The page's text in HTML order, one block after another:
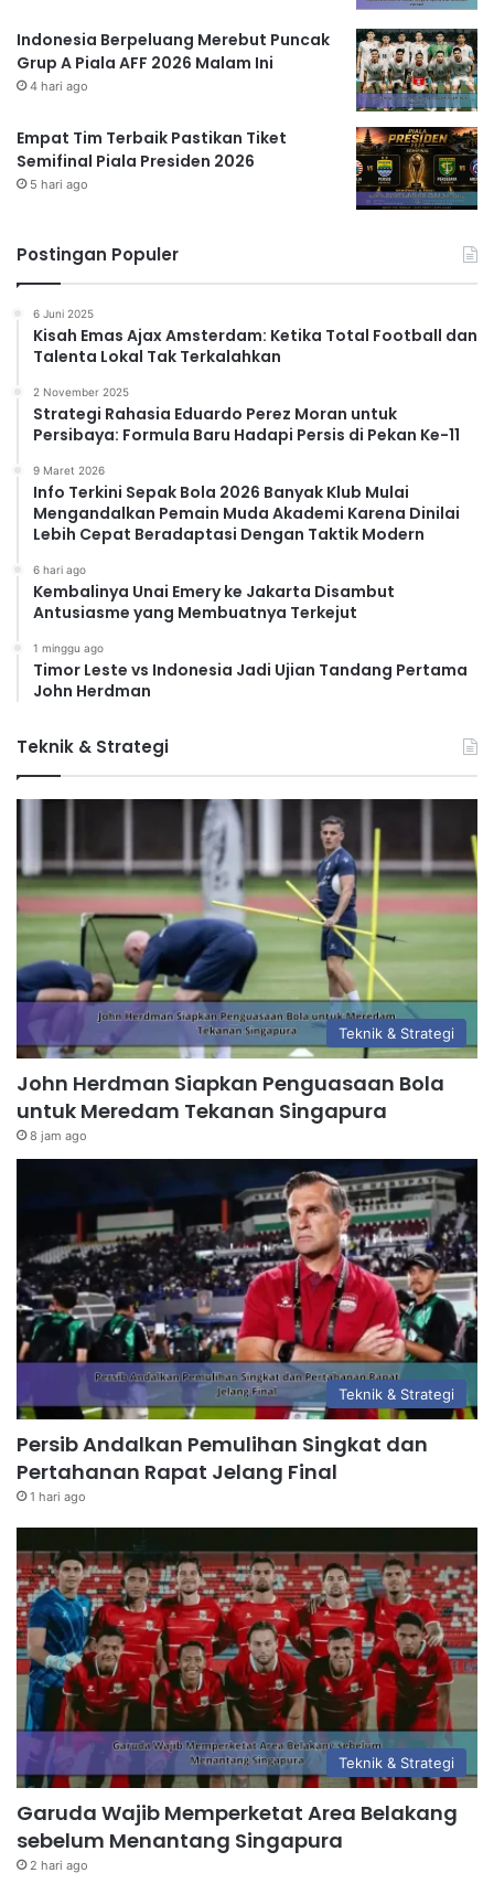
Indonesia Berpeluang Merebut Puncak
Grup A Piala AFF 2026 Malam Ini
4 hari ago
Empat Tim Terbaik Pastikan Tiket
Semifinal Piala Presiden 2026
5 hari ago
Postingan Populer
6 Juni 2025
Kisah Emas Ajax Amsterdam: Ketika Total Football dan
Talenta Lokal Tak Terkalahkan
2 November 2025
Strategi Rahasia Eduardo Perez Moran untuk
Persibaya: Formula Baru Hadapi Persis di Pekan Ke-11
9 Maret 2026
Info Terkini Sepak Bola 2026 Banyak Klub Mulai
Mengandalkan Pemain Muda Akademi Karena Dinilai
Lebih Cepat Beradaptasi Dengan Taktik Modern
6 hari ago
Kembalinya Unai Emery ke Jakarta Disambut
Antusiasme yang Membuatnya Terkejut
1 minggu ago
Timor Leste vs Indonesia Jadi Ujian Tandang Pertama
John Herdman
Teknik & Strategi
Teknik & Strategi
John Herdman Siapkan Penguasaan Bola
untuk Meredam Tekanan Singapura
8 jam ago
Teknik & Strategi
Persib Andalkan Pemulihan Singkat dan
Pertahanan Rapat Jelang Final
1 hari ago
Teknik & Strategi
Garuda Wajib Memperketat Area Belakang
sebelum Menantang Singapura
2 hari ago